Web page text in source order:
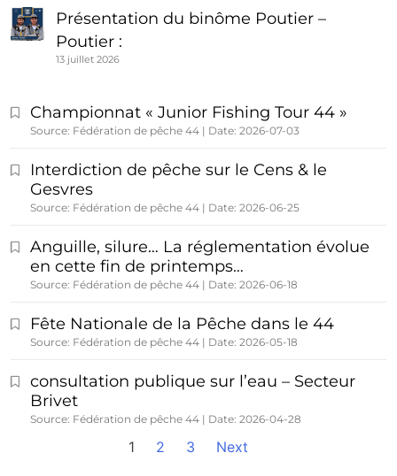
Présentation du binôme Poutier –
Poutier :
13 juillet 2026
Championnat « Junior Fishing Tour 44 »
Source: Fédération de pêche 44 Date: 2026-07-03
Interdiction de pêche sur le Cens & le
Gesvres
Source: Fédération de pêche 44 Date: 2026-06-25
Anguille, silure… La réglementation évolue
en cette fin de printemps…
Source: Fédération de pêche 44 Date: 2026-06-18
Fête Nationale de la Pêche dans le 44
Source: Fédération de pêche 44 Date: 2026-05-18
consultation publique sur l’eau – Secteur
Brivet
Source: Fédération de pêche 44 Date: 2026-04-28
1 2 3 Next